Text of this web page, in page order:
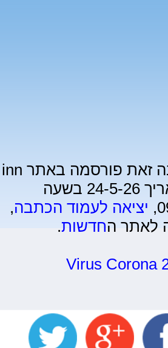
כתבה זאת פורסמה באתר inn
בתאריך 24-5-26 בשעה
יציאה לעמוד הכתבה,
לאתר החדשות.
Virus Corona